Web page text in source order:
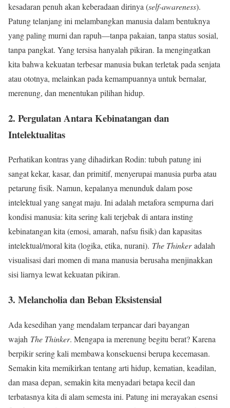
kesadaran penuh akan keberadaan dirinya (self-awareness).
Patung telanjang ini melambangkan manusia dalam bentuknya
yang paling murni dan rapuh—tanpa pakaian, tanpa status sosial,
tanpa pangkat. Yang tersisa hanyalah pikiran. Ia mengingatkan
kita bahwa kekuatan terbesar manusia bukan terletak pada senjata
atau ototnya, melainkan pada kemampuannya untuk bernalar,
merenung, dan menentukan pilihan hidup.
2. Pergulatan Antara Kebinatangan dan
Intelektualitas
Perhatikan kontras yang dihadirkan Rodin: tubuh patung ini
sangat kekar, kasar, dan primitif, menyerupai manusia purba atau
petarung fisik. Namun, kepalanya menunduk dalam pose
intelektual yang sangat maju. Ini adalah metafora sempurna dari
kondisi manusia: kita sering kali terjebak di antara insting
kebinatangan kita (emosi, amarah, nafsu fisik) dan kapasitas
intelektual/moral kita (logika, etika, nurani). The Thinkeradalah
visualisasi dari momen di mana manusia berusaha menjinakkan
sisi liarnya lewat kekuatan pikiran.
3. Melancholia dan Beban Eksistensial
Ada kesedihan yang mendalam terpancar dari bayangan
wajah The Thinker. Mengapa ia merenung begitu berat? Karena
berpikir sering kali membawa konsekuensi berupa kecemasan.
Semakin kita memikirkan tentang arti hidup, kematian, keadilan,
dan masa depan, semakin kita menyadari betapa kecil dan
terbatasnya kita di alam semesta ini. Patung ini merayakan esensi